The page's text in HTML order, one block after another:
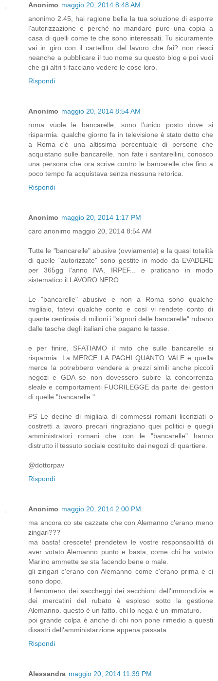
Anonimo maggio 20, 2014 8:48 AM
anonimo 2.45, hai ragione bella la tua soluzione di esporre
l'autorizzazione e perchè no mandare pure una copia a
casa di quelli come te che sono interessati. Tu sicuramente
vai in giro con il cartellino del lavoro che fai? non riesci
neanche a pubblicare il tuo nome su questo blog e poi vuoi
che gli altri ti facciano vedere le cose loro.
Rispondi
Anonimo maggio 20, 2014 8:54 AM
roma vuole le bancarelle, sono l'unico posto dove si
risparmia. qualche giorno fa in televisione è stato detto che
a Roma c'è una altissima percentuale di persone che
acquistano sulle bancarelle. non fate i santarellini, conosco
una persona che ora scrive contro le bancarelle che fino a
poco tempo fa acquistava senza nessuna retorica.
Rispondi
Anonimo maggio 20, 2014 1:17 PM
caro anonimo maggio 20, 2014 8:54 AM
Tutte le "bancarelle" abusive (ovviamente) e la quasi totalità
di quelle "autorizzate" sono gestite in modo da EVADERE
per 365gg l'anno IVA, IRPEF... e praticano in modo
sistematico il LAVORO NERO.
Le "bancarelle" abusive e non a Roma sono qualche
migliaio, fatevi qualche conto e così vi rendete conto di
quante centinaia di milioni i "signori delle bancarelle" rubano
dalle tasche degli italiani che pagano le tasse.
e per finire, SFATIAMO il mito che sulle bancarelle si
risparmia. La MERCE LA PAGHI QUANTO VALE e quella
merce la potrebbero vendere a prezzi simili anche piccoli
negozi e GDA se non dovessero subire la concorrenza
sleale e comportamenti FUORILEGGE da parte dei gestori
di quelle "bancarelle "
PS Le decine di migliaia di commessi romani licenziati o
costretti a lavoro precari ringraziano quei politici e quegli
amministratori romani che con le "bancarelle" hanno
distrutto il tessuto sociale costituito dai negozi di quartiere.
@dottorpav
Rispondi
Anonimo maggio 20, 2014 2:00 PM
ma ancora co ste cazzate che con Alemanno c'erano meno
zingari???
ma basta! crescete! prendetevi le vostre responsabilità di
aver votato Alemanno punto e basta, come chi ha votato
Marino ammette se sta facendo bene o male.
gli zingari c'erano con Alemanno come c'erano prima e ci
sono dopo.
il fenomeno dei saccheggi dei secchioni dell'immondizia e
dei mercatini del rubato è esploso sotto la gestione
Alemanno. questo è un fatto. chi lo nega è un immaturo.
poi grande colpa è anche di chi non pone rimedio a questi
disastri dell'amministarzione appena passata.
Rispondi
Alessandra maggio 20, 2014 11:39 PM